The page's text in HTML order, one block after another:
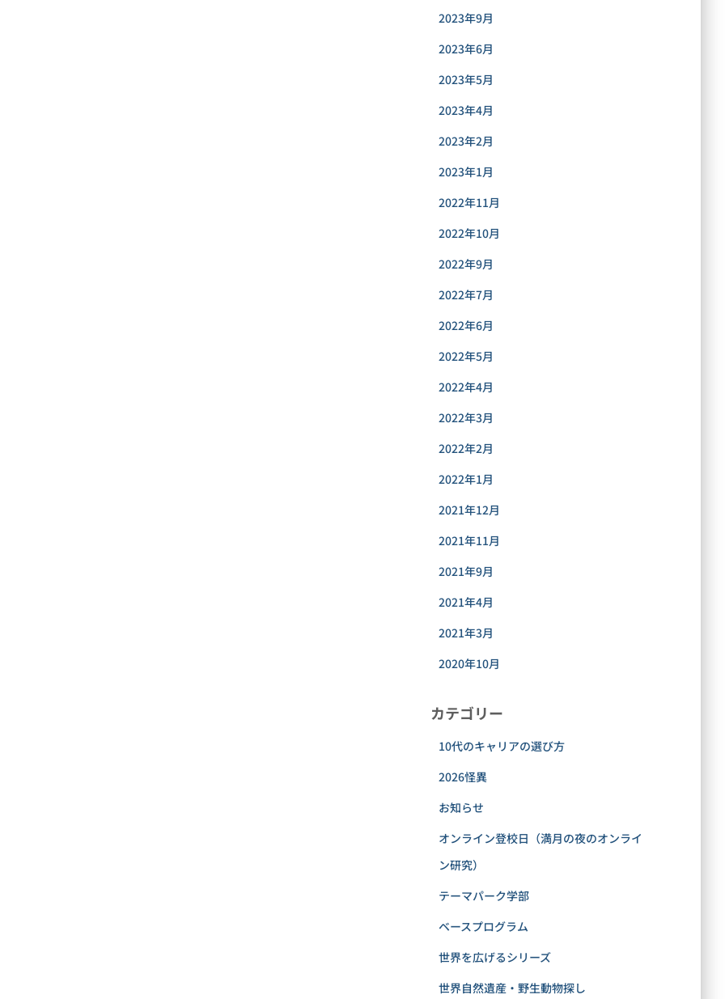
2023年9月
2023年6月
2023年5月
2023年4月
2023年2月
2023年1月
2022年11月
2022年10月
2022年9月
2022年7月
2022年6月
2022年5月
2022年4月
2022年3月
2022年2月
2022年1月
2021年12月
2021年11月
2021年9月
2021年4月
2021年3月
2020年10月
カテゴリー
10代のキャリアの選び方
2026怪異
お知らせ
オンライン登校日（満月の夜のオンライ
ン研究）
テーマパーク学部
ベースプログラム
世界を広げるシリーズ
世界自然遺産・野生動物探し